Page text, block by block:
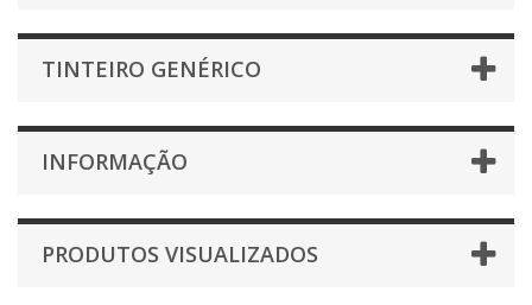
TINTEIRO GENÉRICO
INFORMAÇÃO
PRODUTOS VISUALIZADOS